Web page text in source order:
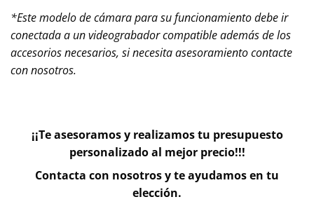
*Este modelo de cámara para su funcionamiento debe ir
conectada a un videograbador compatible además de los
accesorios necesarios, si necesita asesoramiento contacte
con nosotros.
¡¡Te asesoramos y realizamos tu presupuesto
personalizado al mejor precio!!!
Contacta con nosotros y te ayudamos en tu
elección.